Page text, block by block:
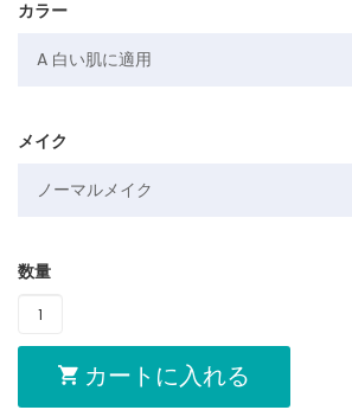
カラー
メイク
数量
カートに入れる